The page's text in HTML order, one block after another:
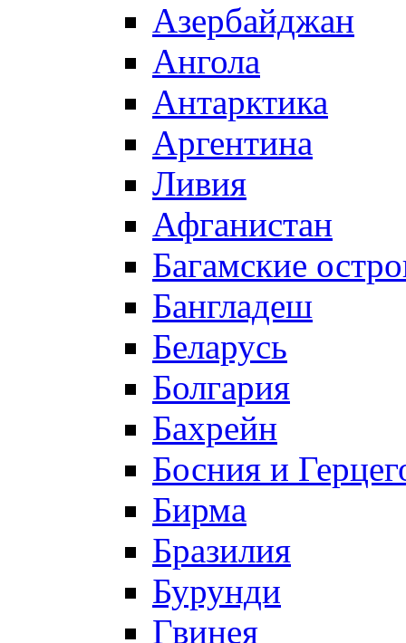
Азербайджан
Ангола
Антарктика
Аргентина
Ливия
Афганистан
Багамские
Бангладеш
Беларусь
Болгария
Бахрейн
Босния и
Бирма
Бразилия
Бурунди
Гвинея